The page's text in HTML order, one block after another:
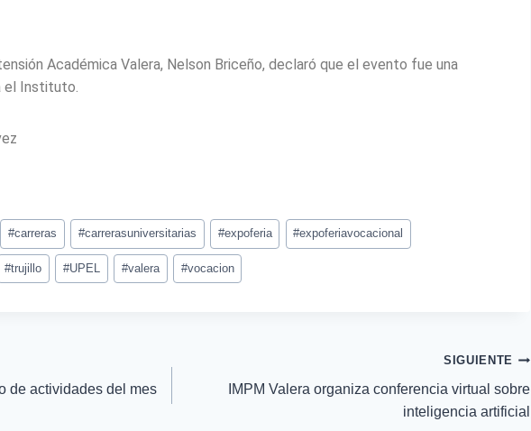
Académica Valera, Nelson Briceño, declaró que el evento fue una
el Instituto.
#carreras #carrerasuniversitarias #expoferia #expoferiavocacional
#trujillo #UPEL #valera #vocacion
de actividades del mes
SIGUIENTE
IMPM Valera organiza conferencia virtual sobre
inteligencia artificial